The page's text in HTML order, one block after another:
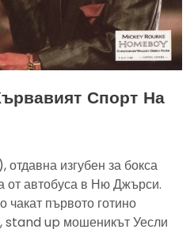
Спорт На
изгубен за бокса
от автобуса в Ню Джърси.
чакат първото готино
stand up мошеникът Уесли